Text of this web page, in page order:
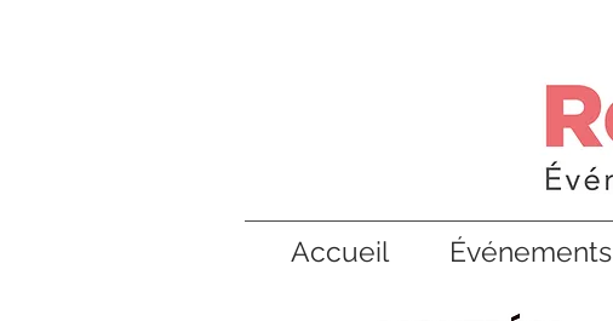
Accueil Événements